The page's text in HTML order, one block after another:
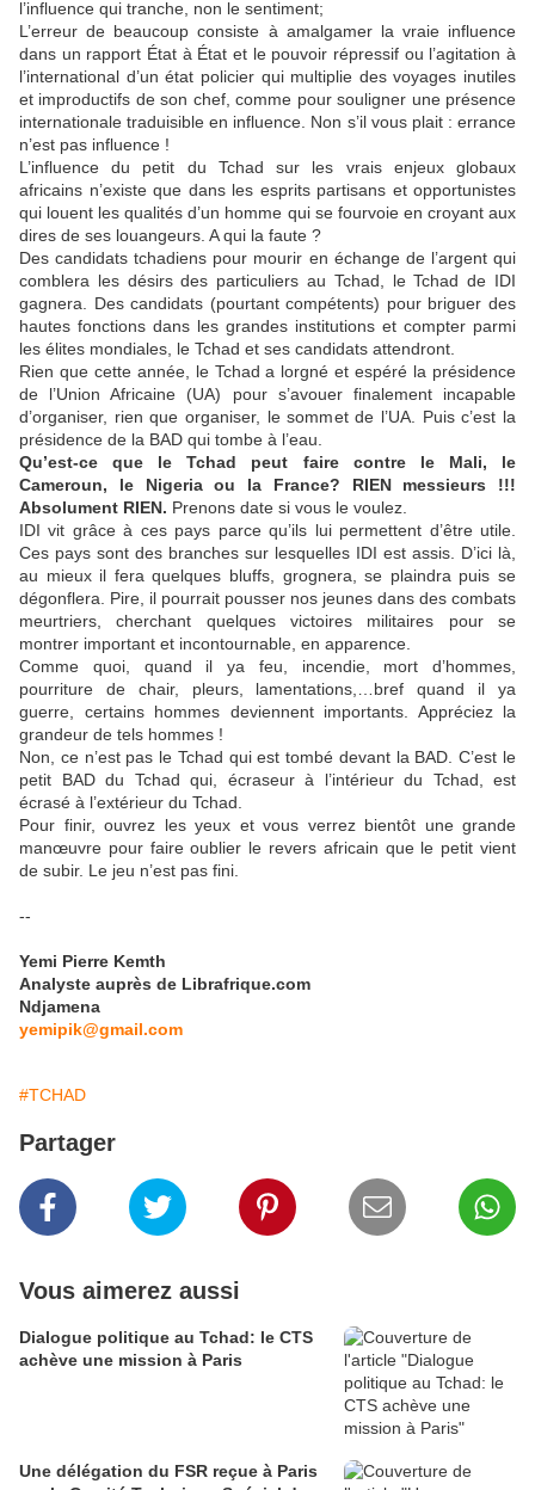
l’influence qui tranche, non le sentiment;
L’erreur de beaucoup consiste à amalgamer la vraie influence
dans un rapport État à État et le pouvoir répressif ou l’agitation à
l’international d’un état policier qui multiplie des voyages inutiles
et improductifs de son chef, comme pour souligner une présence
internationale traduisible en influence. Non s’il vous plait : errance
n’est pas influence !
L’influence du petit du Tchad sur les vrais enjeux globaux
africains n’existe que dans les esprits partisans et opportunistes
qui louent les qualités d’un homme qui se fourvoie en croyant aux
dires de ses louangeurs. A qui la faute ?
Des candidats tchadiens pour mourir en échange de l’argent qui
comblera les désirs des particuliers au Tchad, le Tchad de IDI
gagnera. Des candidats (pourtant compétents) pour briguer des
hautes fonctions dans les grandes institutions et compter parmi
les élites mondiales, le Tchad et ses candidats attendront.
Rien que cette année, le Tchad a lorgné et espéré la présidence
de l’Union Africaine (UA) pour s’avouer finalement incapable
d’organiser, rien que organiser, le sommet de l’UA. Puis c’est la
présidence de la BAD qui tombe à l’eau.
Qu’est-ce que le Tchad peut faire contre le Mali, le
Cameroun, le Nigeria ou la France? RIEN messieurs !!!
Absolument RIEN. Prenons date si vous le voulez.
IDI vit grâce à ces pays parce qu’ils lui permettent d’être utile.
Ces pays sont des branches sur lesquelles IDI est assis. D’ici là,
au mieux il fera quelques bluffs, grognera, se plaindra puis se
dégonflera. Pire, il pourrait pousser nos jeunes dans des combats
meurtriers, cherchant quelques victoires militaires pour se
montrer important et incontournable, en apparence.
Comme quoi, quand il ya feu, incendie, mort d’hommes,
pourriture de chair, pleurs, lamentations,…bref quand il ya
guerre, certains hommes deviennent importants. Appréciez la
grandeur de tels hommes !
Non, ce n’est pas le Tchad qui est tombé devant la BAD. C’est le
petit BAD du Tchad qui, écraseur à l’intérieur du Tchad, est
écrasé à l’extérieur du Tchad.
Pour finir, ouvrez les yeux et vous verrez bientôt une grande
manœuvre pour faire oublier le revers africain que le petit vient
de subir. Le jeu n’est pas fini.
--
Yemi Pierre Kemth
Analyste auprès de Librafrique.com
Ndjamena
yemipik@gmail.com
#TCHAD
Partager
Vous aimerez aussi
Dialogue politique au Tchad: le CTS
achève une mission à Paris
Une délégation du FSR reçue à Paris